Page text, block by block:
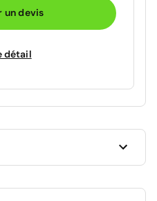
un devis
détail